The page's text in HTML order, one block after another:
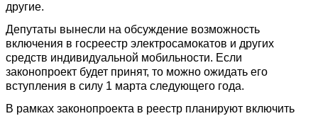
другие.
Депутаты вынесли на обсуждение возможность
включения в госреестр электросамокатов и других
средств индивидуальной мобильности. Если
законопроект будет принят, то можно ожидать его
вступления в силу 1 марта следующего года.
В рамках законопроекта в реестр планируют включить